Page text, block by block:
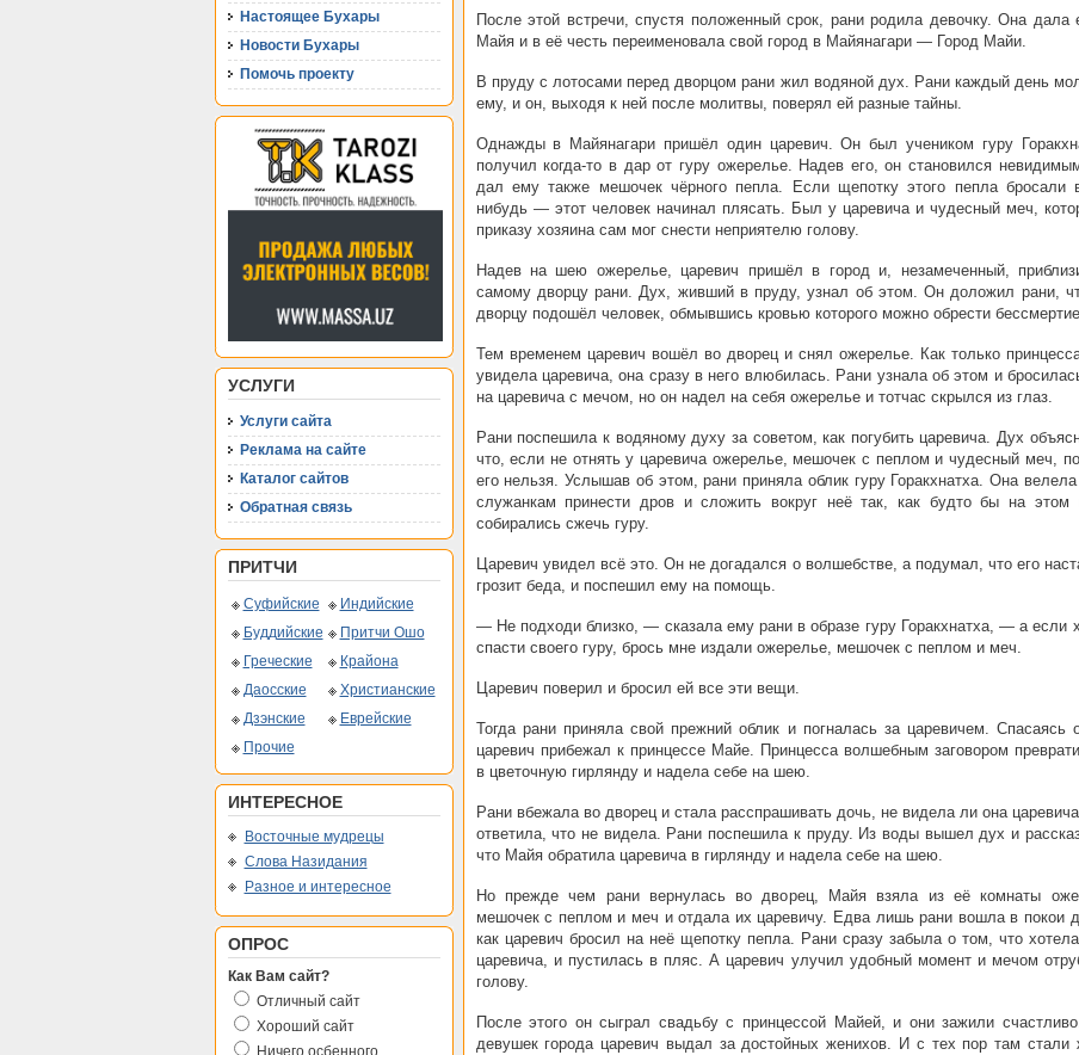
Настоящее Бухары
Новости Бухары
Помочь проекту
УСЛУГИ
Услуги сайта
Реклама на сайте
Каталог сайтов
Обратная связь
ПРИТЧИ
Суфийские
Индийские
Буддийские
Притчи Ошо
Греческие
Крайона
Даосские
Христианские
Дзэнские
Еврейские
Прочие
ИНТЕРЕСНОЕ
Восточные мудрецы
Слова Назидания
Разное и интересное
ОПРОС
Как Вам сайт?
Отличный сайт
Хороший сайт
Ничего осбенного
После этой встречи, спустя положенный срок, рани родила девочку. Она дала
Майя и в её честь переименовала свой город в Майянагари — Город Майи.
В пруду с лотосами перед дворцом рани жил водяной дух. Рани каждый день
ему, и он, выходя к ней после молитвы, поверял ей разные тайны.
Однажды в Майянагари пришёл один царевич. Он был учеником гуру
получил когда-то в дар от гуру ожерелье. Надев его, он становился
дал ему также мешочек чёрного пепла. Если щепотку этого пепла бросали
нибудь — этот человек начинал плясать. Был у царевича и чудесный меч,
приказу хозяина сам мог снести неприятелю голову.
Надев на шею ожерелье, царевич пришёл в город и, незамеченный,
самому дворцу рани. Дух, живший в пруду, узнал об этом. Он доложил рани,
дворцу подошёл человек, обмывшись кровью которого можно обрести
Тем временем царевич вошёл во дворец и снял ожерелье. Как только
увидела царевича, она сразу в него влюбилась. Рани узнала об этом и
на царевича с мечом, но он надел на себя ожерелье и тотчас скрылся из глаз.
Рани поспешила к водяному духу за советом, как погубить царевича. Дух
что, если не отнять у царевича ожерелье, мешочек с пеплом и чудесный меч,
его нельзя. Услышав об этом, рани приняла облик гуру Горакхнатха. Она
служанкам принести дров и сложить вокруг неё так, как будто бы на этом
собирались сжечь гуру.
Царевич увидел всё это. Он не догадался о волшебстве, а подумал, что его
грозит беда, и поспешил ему на помощь.
— Не подходи близко, — сказала ему рани в образе гуру Горакхнатха, — а если
спасти своего гуру, брось мне издали ожерелье, мешочек с пеплом и меч.
Царевич поверил и бросил ей все эти вещи.
Тогда рани приняла свой прежний облик и погналась за царевичем. Спасаясь
царевич прибежал к принцессе Майе. Принцесса волшебным заговором
в цветочную гирлянду и надела себе на шею.
Рани вбежала во дворец и стала расспрашивать дочь, не видела ли она
ответила, что не видела. Рани поспешила к пруду. Из воды вышел дух и
что Майя обратила царевича в гирлянду и надела себе на шею.
Но прежде чем рани вернулась во дворец, Майя взяла из её комнаты
мешочек с пеплом и меч и отдала их царевичу. Едва лишь рани вошла в покои
как царевич бросил на неё щепотку пепла. Рани сразу забыла о том, что
царевича, и пустилась в пляс. А царевич улучил удобный момент и мечом
голову.
После этого он сыграл свадьбу с принцессой Майей, и они зажили
девушек города царевич выдал за достойных женихов. И с тех пор там стали